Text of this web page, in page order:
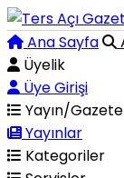
Ana Sayfa
Üyelik
Üye Girişi
Yayın/Gazete
Yayınlar
Kategoriler